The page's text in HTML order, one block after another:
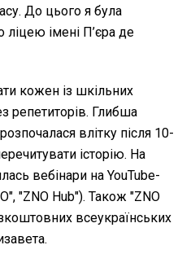
До цього я була
імені П’єра де
кожен із шкільних
репетиторів. Глибша
влітку після 10-
історію. На
вебінари на YouTube-
"ZNO Hub"). Також "ZNO
всеукраїнських